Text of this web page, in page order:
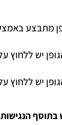
מתבצע
יש ללחוץ
יש ללחוץ